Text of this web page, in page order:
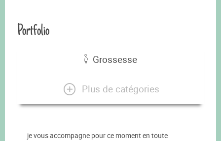
Portfolio
Grossesse
Plus de catégories
je vous accompagne pour ce moment en toute